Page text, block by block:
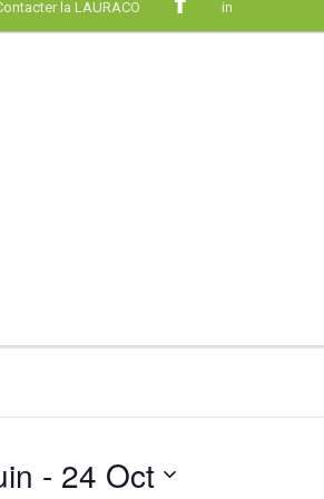
la LAURACO in
- 24 Oct